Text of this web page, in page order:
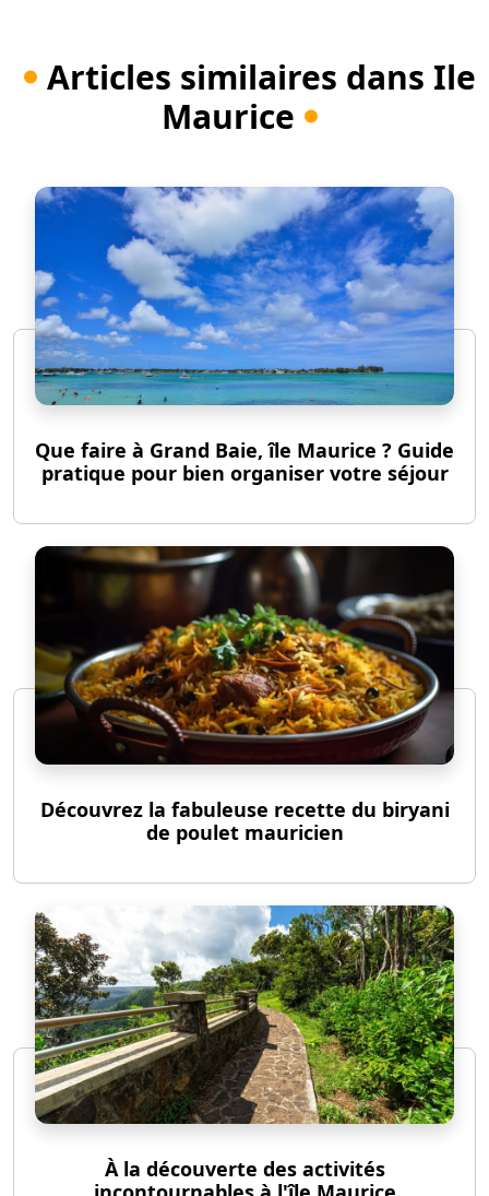
Articles similaires dans Ile
Maurice
Que faire à Grand Baie, île Maurice ? Guide
pratique pour bien organiser votre séjour
Découvrez la fabuleuse recette du biryani
de poulet mauricien
À la découverte des activités